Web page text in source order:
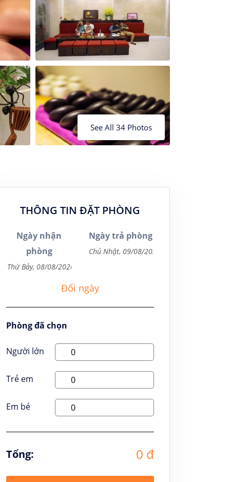
17 18 19
24 25 26
13
20
1
See All 34 Photos
THÔNG TIN ĐẶT PHÒNG
Ngày nhận
phòng
Ngày trả phòng
Đổi ngày
Phòng đã chọn
Người lớn
Trẻ em
Em bé
Tổng: 0 đ